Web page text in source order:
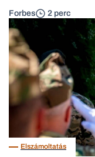
Forbes 2 perc
Elszámoltatás